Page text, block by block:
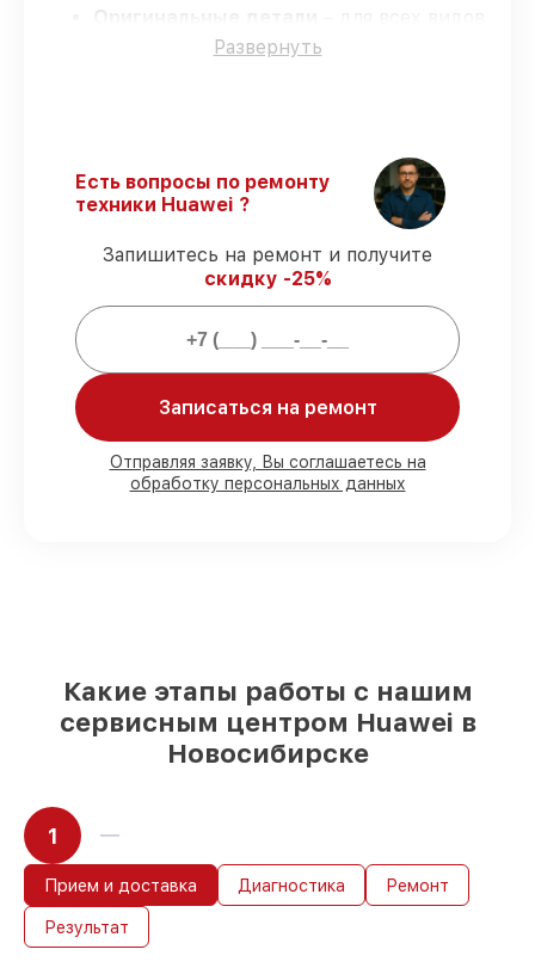
Оригинальные детали
починки применяются исключительно
подтверждает их уровень мастерства.
Выполнение работ вовремя
–
гарантируем завершение работ без
Гарантийное обслуживание–
предоставляем официальное
гарантийное сопровождение после
восстановления.
Мы гарантируем:
80%работ в вашем присутствии
90%комплектующих для телефонов
Развернуть
Есть вопросы по ремонту
техники Huawei ?
Запишитесь на ремонт и получите
скидку -25%
Записаться на ремонт
Отправляя заявку, Вы соглашаетесь на
обработку персональных данных
Какие этапы работы с нашим
сервисным центром Huawei в
Новосибирске
1
Прием и доставка Диагностика Ремонт
Результат